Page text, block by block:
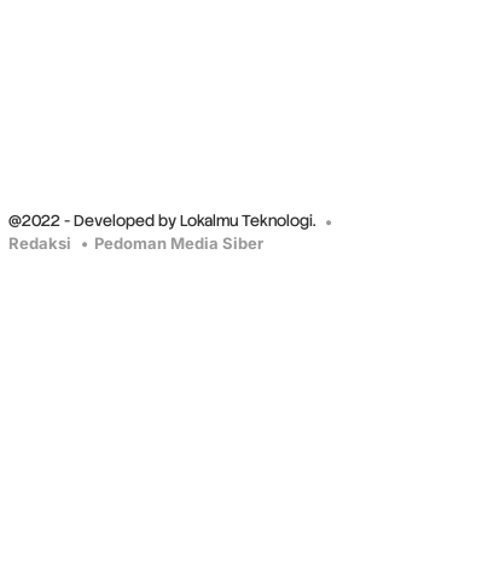
@2022 - Developed by Lokalmu Teknologi.
Redaksi Pedoman Media Siber